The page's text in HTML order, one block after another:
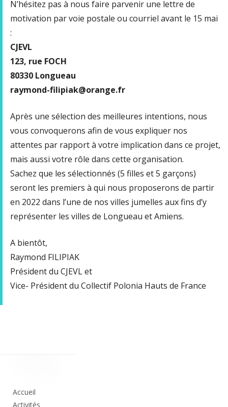
N’hésitez pas à nous faire parvenir une lettre de
motivation par voie postale ou courriel avant le 15 mai
:
CJEVL
123, rue FOCH
80330 Longueau
raymond-filipiak@orange.fr
Après une sélection des meilleures intentions, nous
vous convoquerons afin de vous expliquer nos
attentes par rapport à votre implication dans ce projet,
mais aussi votre rôle dans cette organisation.
Sachez que les sélectionnés (5 filles et 5 garçons)
seront les premiers à qui nous proposerons de partir
en 2022 dans l’une de nos villes jumelles aux fins d’y
représenter les villes de Longueau et Amiens.
A bientôt,
Raymond FILIPIAK
Président du CJEVL et
Vice- Président du Collectif Polonia Hauts de France
principale
Accueil
Activités